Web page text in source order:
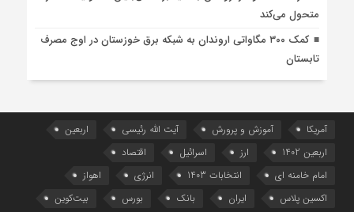
متحول می‌کند
کمک ۳۰۰ مگاواتی اروندان به شبکه برق خوزستان در اوج مصرف
تابستان
آمریکا آموزش و پرورش آیت الله رئیسی
اربعین
اربعین 1402
ارز اسرائیل
اقتصاد
امام خامنه ای
انتخابات 1403 انرژی
اهواز
اکسین پلاس
ایران بانک بورس
بیت‌کوین